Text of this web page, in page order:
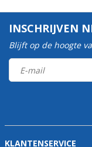
INSCHRIJVEN
Blijft op de hoogte
KLANTENSERVICE